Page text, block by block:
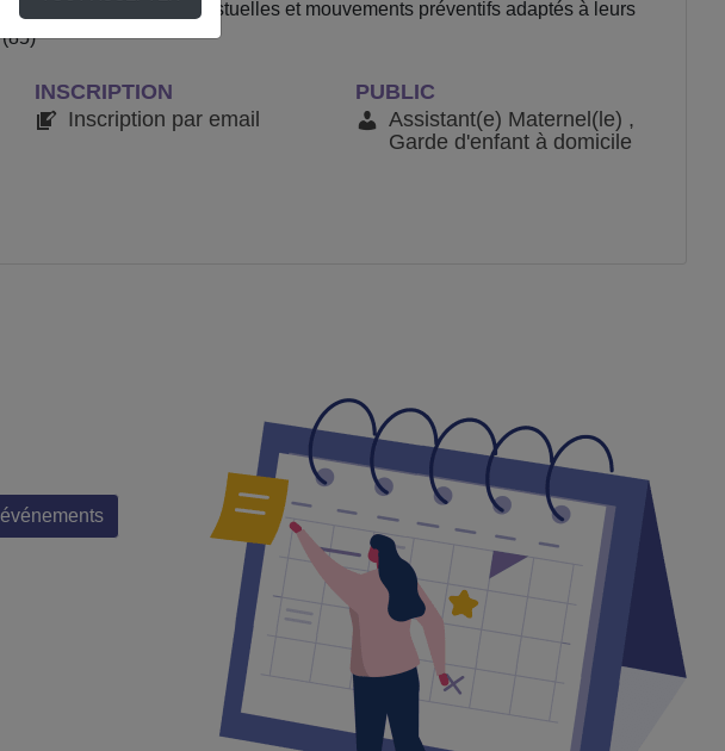
des TMS, aux gestuelles et mouvements préventifs adaptés à leurs
INSCRIPTION
Inscription par email
PUBLIC
Assistant(e) Maternel(le) ,
Garde d'enfant à domicile